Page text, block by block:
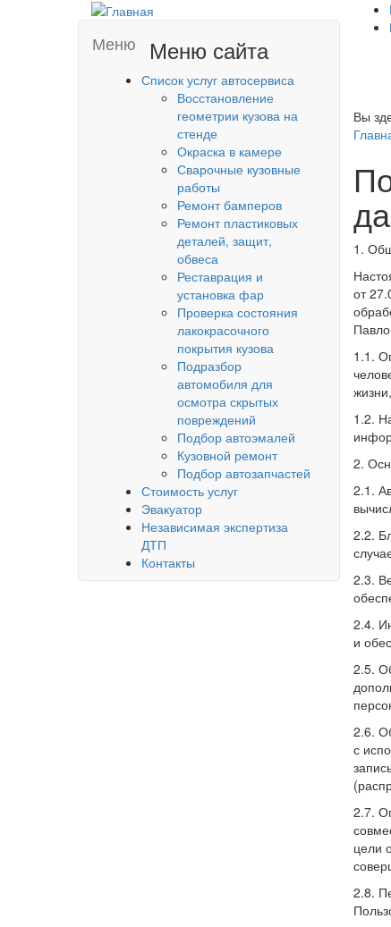
Меню Меню сайта
Список услуг автосервиса
Восстановление
геометрии кузова на
стенде
Окраска в камере
Сварочные кузовные
работы
Ремонт бамперов
Ремонт пластиковых
деталей, защит,
обвеса
Реставрация и
установка фар
Проверка состояния
лакокрасочного
покрытия кузова
Подразбор
автомобиля для
осмотра скрытых
повреждений
Подбор автоэмалей
Кузовной ремонт
Подбор автозапчастей
Стоимость услуг
Эвакуатор
Независимая экспертиза
ДТП
Контакты
Вы
1.
от
1.1.
1.2.
2.
2.1.
2.2.
2.3.
2.4.
и
2.5.
2.6.
с
2.7.
цели
2.8.